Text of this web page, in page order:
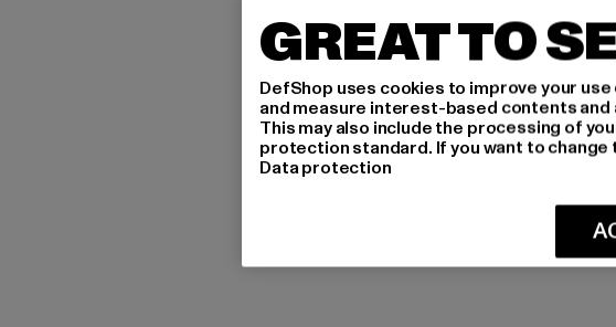
GREAT TO
DefShop uses cookies to improve your
and measure interest-based contents
This may also include the processing of
protection standard. If you want to change
Data protection